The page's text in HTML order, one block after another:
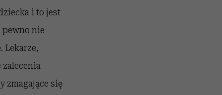
i to jest
pewno nie
Lekarze,
zmagające się